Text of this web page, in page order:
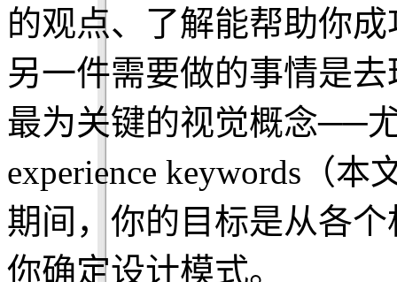
的观点、了解能帮助你
另一件需要做的事情是
最为关键的视觉概念──
experience keywords（
期间，你的目标是从各
你确定设计模式。